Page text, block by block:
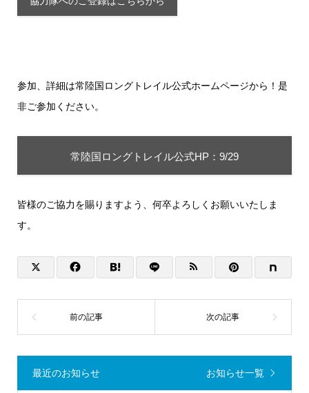
参加、詳細は常陸国ロングトレイル公式ホームページから！是
非ご参加ください。
常陸国ロングトレイル公式HP：9/29
皆様のご協力を賜りますよう、何卒よろしくお願いいたしま
す。
最近のお知らせ お知らせ一覧